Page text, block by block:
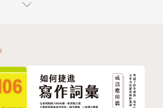
用到的實用句，並補充「類似
樣回應」、「你知道嗎」等相關
。
上健身房
水療休閒中心
超市購物
Store 百貨公司